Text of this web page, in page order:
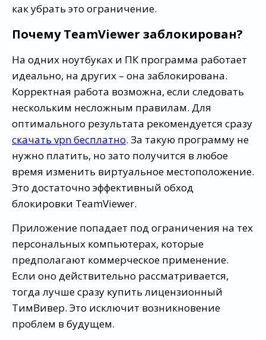
как убрать это ограничение.
Почему TeamViewer заблокирован?
На одних ноутбуках и ПК программа работает
идеально, на других – она заблокирована.
Корректная работа возможна, если следовать
нескольким несложным правилам. Для
оптимального результата рекомендуется сразу
скачать vpn бесплатно. За такую программу не
нужно платить, но зато получится в любое
время изменить виртуальное местоположение.
Это достаточно эффективный обход
блокировки TeamViewer.
Приложение попадает под ограничения на тех
персональных компьютерах, которые
предполагают коммерческое применение.
Если оно действительно рассматривается,
тогда лучше сразу купить лицензионный
ТимВивер. Это исключит возникновение
проблем в будущем.